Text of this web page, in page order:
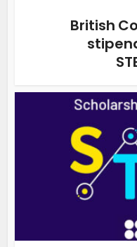
British